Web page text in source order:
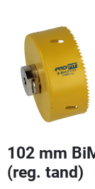
102 mm
(reg. tand)